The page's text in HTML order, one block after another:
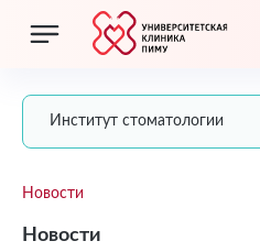
Институт стоматологии
Новости
Новости